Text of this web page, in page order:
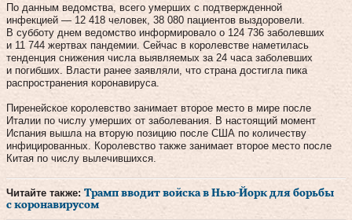
По данным ведомства, всего умерших с подтвержденной
инфекцией — 12 418 человек, 38 080 пациентов выздоровели.
В субботу днем ведомство информировало о 124 736 заболевших
и 11 744 жертвах пандемии. Сейчас в королевстве наметилась
тенденция снижения числа выявляемых за 24 часа заболевших
и погибших. Власти ранее заявляли, что страна достигла пика
распространения коронавируса.
Пиренейское королевство занимает второе место в мире после
Италии по числу умерших от заболевания. В настоящий момент
Испания вышла на вторую позицию после США по количеству
инфицированных. Королевство также занимает второе место после
Китая по числу вылечившихся.
Читайте также: Трамп вводит войска в Нью-Йорк для борьбы
с коронавирусом